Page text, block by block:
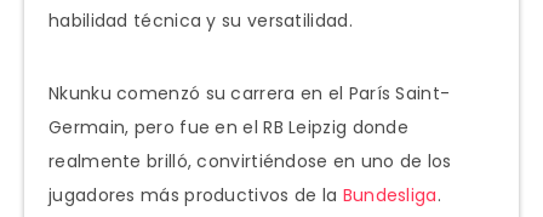
habilidad técnica y su versatilidad.
Nkunku comenzó su carrera en el París Saint-
Germain, pero fue en el RB Leipzig donde
realmente brilló, convirtiéndose en uno de los
jugadores más productivos de la Bundesliga.